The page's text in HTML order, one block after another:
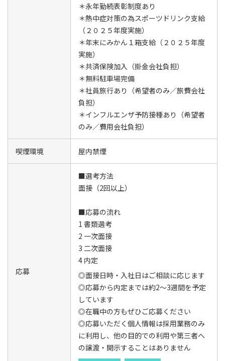
＊永年勤続表彰制度あり
＊熱中症対策の為スポーツドリンク支給
（２０２５年度実施）
＊年末にみかん１箱支給（２０２５年度
実施）
＊共済保険加入（掛金会社負担）
＊無料駐車場完備
＊社員旅行あり（希望者のみ／旅費会社
負担）
＊インフルエンザ予防接種あり（希望者
のみ／費用会社負担）
喫煙環境 屋内禁煙
応募
■選考方法
面接（2回以上）
■応募の流れ
1 書類選考
2 一次面接
3 二次面接
4 内定
◎面接日時・入社日はご相談に応じます
◎応募から内定までは約2～3週間を予定
しています
◎在職中の方もぜひご応募ください
◎応募いただく個人情報は採用業務のみ
に利用し、他の目的での利用や第三者へ
の譲渡・開示することはありません